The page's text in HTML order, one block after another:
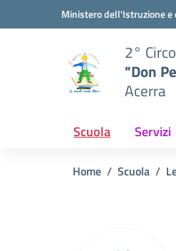
Vai ai contenuti
Vai al menu di navigazione
Ministero dell'Istruzione e
2°
"Don
Acerra
Scuola Servizi
Home Scuola